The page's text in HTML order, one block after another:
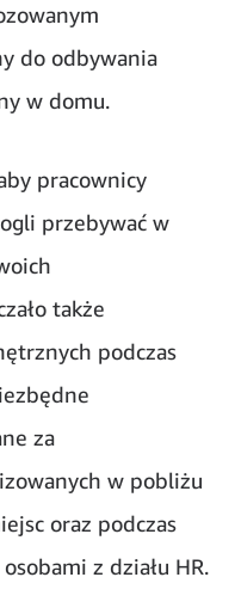
do odbywania
w domu.
pracownicy
przebywać w
także
podczas
za
w pobliżu
oraz podczas
z działu HR.